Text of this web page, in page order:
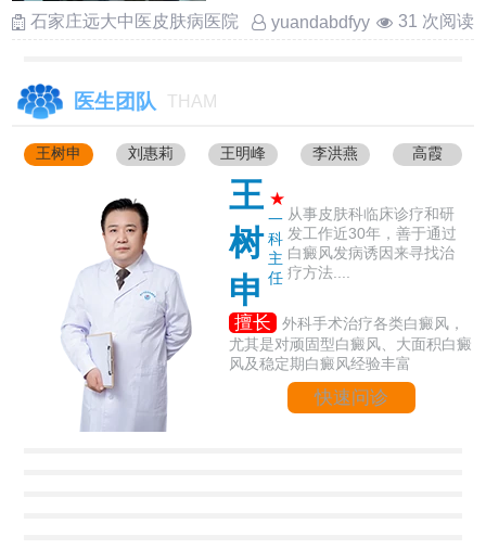
石家庄远大中医皮肤病医院
yuandabdfyy 31 次阅读
医生团队 THAM
王树申 刘惠莉 王明峰 李洪燕 高霞
王
树
申
★
一
科
主
任
从事皮肤科临床诊疗和研
发工作近30年，善于通过
白癜风发病诱因来寻找治
疗方法....
擅长
外科手术治疗各类白癜风，
尤其是对顽固型白癜风、大面积白癜
风及稳定期白癜风经验丰富
快速问诊